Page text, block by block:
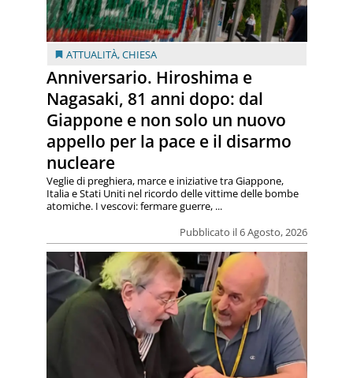
ATTUALITÀ,CHIESA
Anniversario. Hiroshima e
Nagasaki, 81 anni dopo: dal
Giappone e non solo un nuovo
appello per la pace e il disarmo
nucleare
Pubblicato il 6 Agosto, 2026
Veglie di preghiera, marce e iniziative tra Giappone,
Italia e Stati Uniti nel ricordo delle vittime delle bombe
atomiche. I vescovi: fermare guerre, ...